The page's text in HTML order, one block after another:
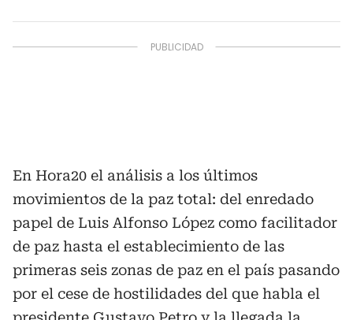
En Hora20 el análisis a los últimos
movimientos de la paz total: del enredado
papel de Luis Alfonso López como facilitador
de paz hasta el establecimiento de las
primeras seis zonas de paz en el país pasando
por el cese de hostilidades del que habla el